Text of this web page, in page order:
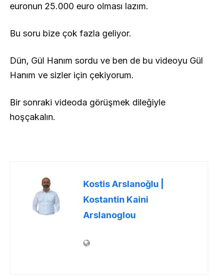
euronun 25.000 euro olması lazım.
Bu soru bize çok fazla geliyor.
Dün, Gül Hanım sordu ve ben de bu videoyu Gül
Hanım ve sizler için çekiyorum.
Bir sonraki videoda görüşmek dileğiyle
hoşçakalın.
Kostis Arslanoğlu |
Kostantin Kaini
Arslanoglou